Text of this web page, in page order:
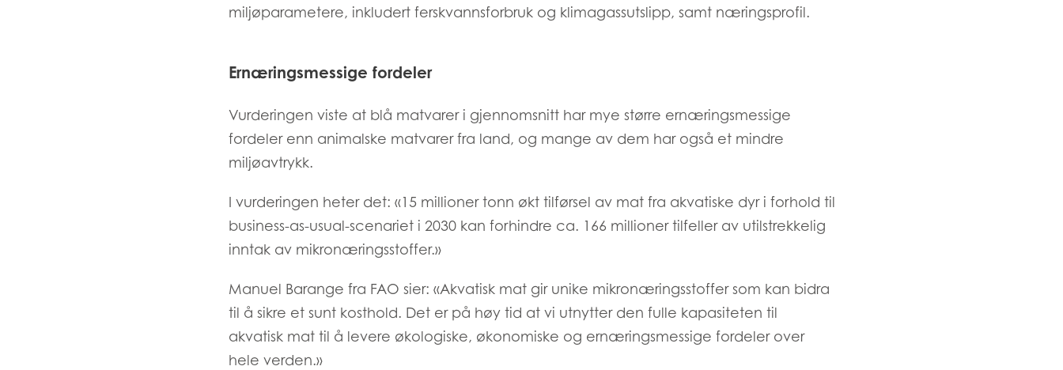
Asia
Mowi China
Mowi Japan
Mowi Korea
Mowi Taiwan
Europe
Mowi Belgium (FR)
Mowi Belgium (NL)
Mowi France
Mowi NorwayACTIVE
miljøparametere, inkludert ferskvannsforbruk og klimagassutslipp, samt næringsprofil.
Ernæringsmessige fordeler
Vurderingen viste at blå matvarer i gjennomsnitt har mye større ernæringsmessige
fordeler enn animalske matvarer fra land, og mange av dem har også et mindre
miljøavtrykk.
I vurderingen heter det: «15 millioner tonn økt tilførsel av mat fra akvatiske dyr i forhold til
business-as-usual-scenariet i 2030 kan forhindre ca. 166 millioner tilfeller av utilstrekkelig
inntak av mikronæringsstoffer.»
Manuel Barange fra FAO sier: «Akvatisk mat gir unike mikronæringsstoffer som kan bidra
til å sikre et sunt kosthold. Det er på høy tid at vi utnytter den fulle kapasiteten til
akvatisk mat til å levere økologiske, økonomiske og ernæringsmessige fordeler over
hele verden.»